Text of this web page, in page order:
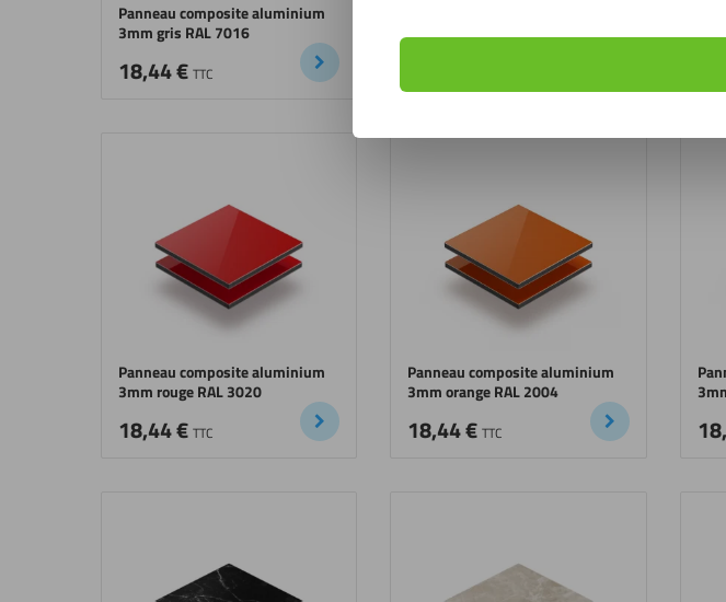
Panneau composite aluminium
3mm gris RAL 7016
18,44€ TTC
3mm vert foncé RAL 6005
Panneau composite aluminium
3mm rouge RAL 3020
18,44€ TTC
Panneau composite aluminium
3mm orange RAL 2004
18,44€ TTC